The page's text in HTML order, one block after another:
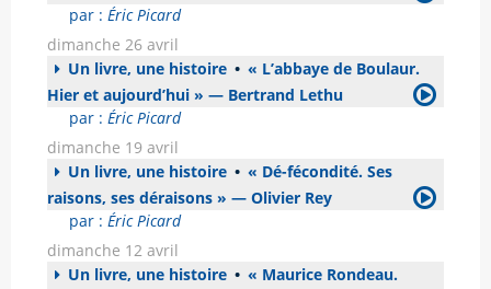
par : Éric Picard
dimanche 26 avril
Un livre, une histoire • « L’abbaye de Boulaur.
Hier et aujourd’hui » — Bertrand Lethu
par : Éric Picard
dimanche 19 avril
Un livre, une histoire • « Dé-fécondité. Ses
raisons, ses déraisons » — Olivier Rey
par : Éric Picard
dimanche 12 avril
Un livre, une histoire • « Maurice Rondeau.